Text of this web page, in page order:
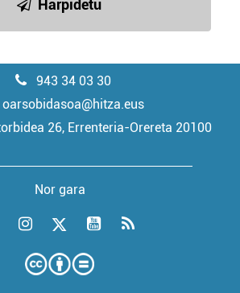
Harpidetu
943 34 03 30
oarsobidasoa@hitza.eus
26, Errenteria-Orereta 20100
Nor gara